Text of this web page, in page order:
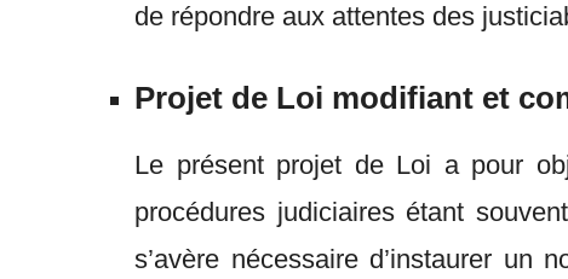
de répondre aux attentes des
Projet de Loi modifiant et
Le présent projet de Loi a pour
procédures judiciaires étant
s’avère nécessaire d’instaurer un